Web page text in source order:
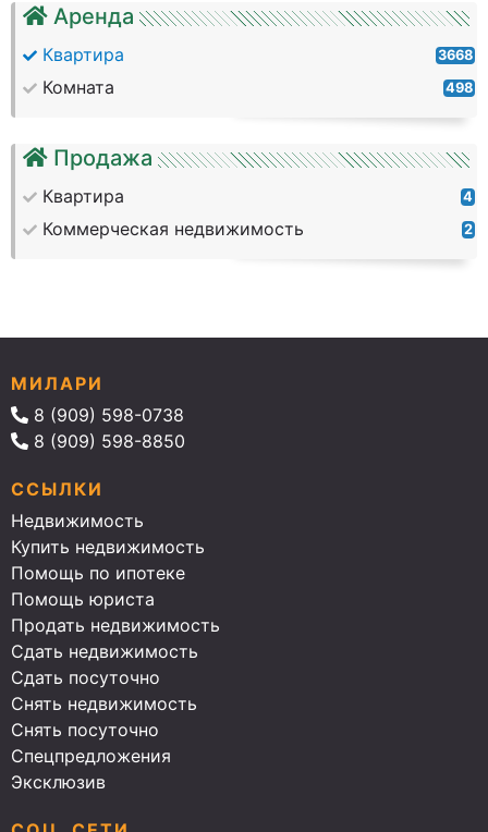
Аренда
Квартира 3668
Комната 498
Продажа
Квартира 4
Коммерческая недвижимость 2
МИЛАРИ
8 (909) 598-0738
8 (909) 598-8850
ССЫЛКИ
Недвижимость
Купить недвижимость
Помощь по ипотеке
Помощь юриста
Продать недвижимость
Сдать недвижимость
Сдать посуточно
Снять недвижимость
Снять посуточно
Спецпредложения
Эксклюзив